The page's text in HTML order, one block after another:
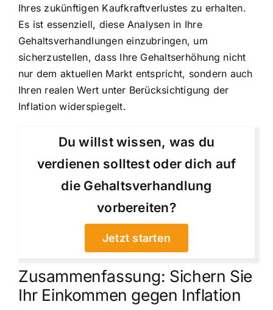
Ihres zukünftigen Kaufkraftverlustes zu erhalten.
Es ist essenziell, diese Analysen in Ihre
Gehaltsverhandlungen einzubringen, um
sicherzustellen, dass Ihre Gehaltserhöhung nicht
nur dem aktuellen Markt entspricht, sondern auch
Ihren realen Wert unter Berücksichtigung der
Inflation widerspiegelt.
Du willst wissen, was du
verdienen solltest oder dich auf
die Gehaltsverhandlung
vorbereiten?
Jetzt starten
Zusammenfassung: Sichern Sie
Ihr Einkommen gegen Inflation